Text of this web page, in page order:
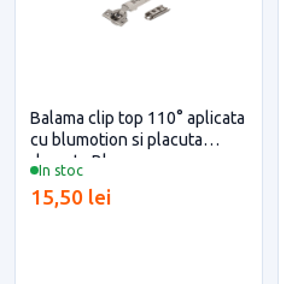
In stoc
Balama clip top 110° aplicata
cu blumotion si placuta
dreapta Blum
15,50 lei